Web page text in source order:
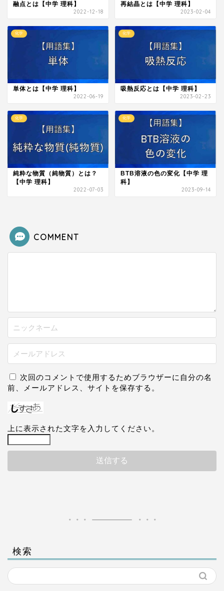
融点とは【中学 理科】
2022-12-18
再結晶とは【中学 理科】
2023-02-04
化学
単体とは【中学 理科】
2022-06-19
化学
吸熱反応とは【中学 理科】
2023-02-23
化学
純粋な物質（純物質）とは？
【中学 理科】
2022-07-03
化学
BTB溶液の色の変化【中学 理
科】
2023-09-14
COMMENT
次回のコメントで使用するためブラウザーに自分の名
前、メールアドレス、サイトを保存する。
上に表示された文字を入力してください。
検索